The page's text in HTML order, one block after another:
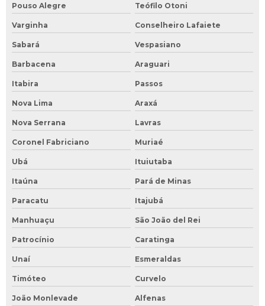
Pouso Alegre Teófilo Otoni
Varginha Conselheiro Lafaiete
Sabará Vespasiano
Barbacena Araguari
Itabira Passos
Nova Lima Araxá
Nova Serrana Lavras
Coronel Fabriciano Muriaé
Ubá Ituiutaba
Itaúna Pará de Minas
Paracatu Itajubá
Manhuaçu São João del Rei
Patrocínio Caratinga
Unaí Esmeraldas
Timóteo Curvelo
João Monlevade Alfenas